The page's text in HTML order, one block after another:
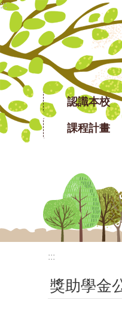
跳到主要內容區塊
:::
認識本校
課程計畫
:::
獎助學金